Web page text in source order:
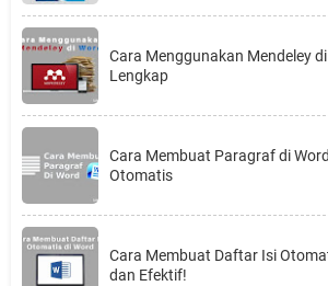
Cara Menggunakan Mendeley
Lengkap
Cara Membuat Paragraf di
Otomatis
Cara Membuat Daftar Isi
dan Efektif!